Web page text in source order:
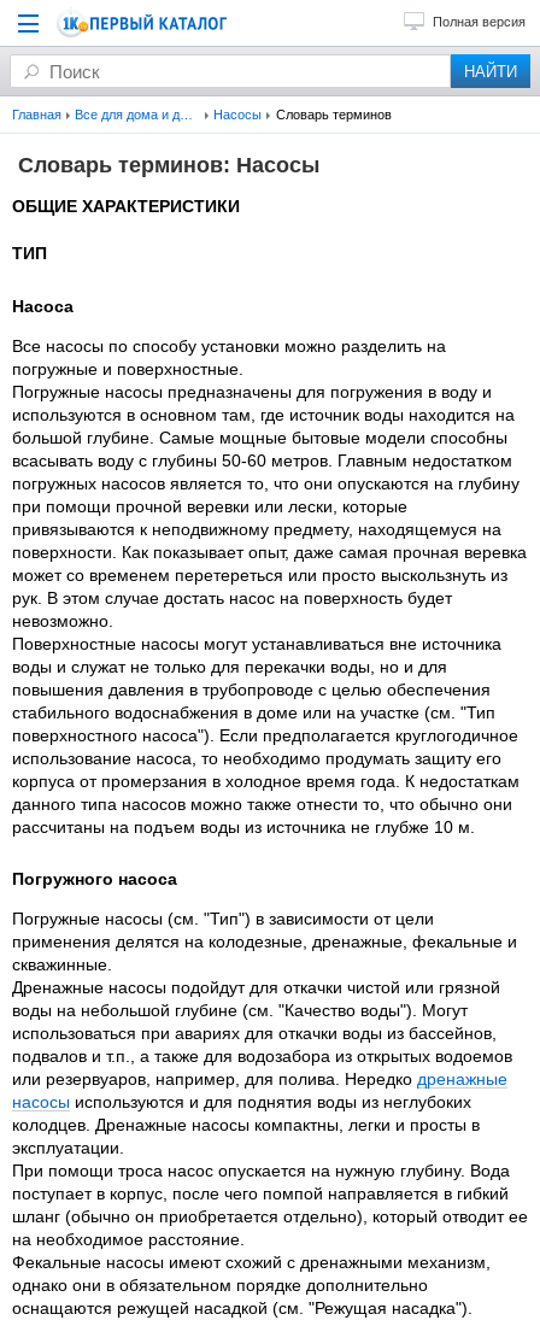
Полная версия
Главная Насосы Словарь терминов
Словарь терминов: Насосы
ОБЩИЕ ХАРАКТЕРИСТИКИ
ТИП
Насоса
Все насосы по способу установки можно разделить на
погружные и поверхностные.
Погружные насосы предназначены для погружения в воду и
используются в основном там, где источник воды находится на
большой глубине. Самые мощные бытовые модели способны
всасывать воду с глубины 50-60 метров. Главным недостатком
погружных насосов является то, что они опускаются на глубину
при помощи прочной веревки или лески, которые
привязываются к неподвижному предмету, находящемуся на
поверхности. Как показывает опыт, даже самая прочная веревка
может со временем перетереться или просто выскользнуть из
рук. В этом случае достать насос на поверхность будет
невозможно.
Поверхностные насосы могут устанавливаться вне источника
воды и служат не только для перекачки воды, но и для
повышения давления в трубопроводе с целью обеспечения
стабильного водоснабжения в доме или на участке (см. "Тип
поверхностного насоса"). Если предполагается круглогодичное
использование насоса, то необходимо продумать защиту его
корпуса от промерзания в холодное время года. К недостаткам
данного типа насосов можно также отнести то, что обычно они
рассчитаны на подъем воды из источника не глубже 10 м.
Погружного насоса
Погружные насосы (см. "Тип") в зависимости от цели
применения делятся на колодезные, дренажные, фекальные и
скважинные.
Дренажные насосы подойдут для откачки чистой или грязной
воды на небольшой глубине (см. "Качество воды"). Могут
использоваться при авариях для откачки воды из бассейнов,
подвалов и т.п., а также для водозабора из открытых водоемов
или резервуаров, например, для полива. Нередко дренажные
насосы используются и для поднятия воды из неглубоких
колодцев. Дренажные насосы компактны, легки и просты в
эксплуатации.
При помощи троса насос опускается на нужную глубину. Вода
поступает в корпус, после чего помпой направляется в гибкий
шланг (обычно он приобретается отдельно), который отводит ее
на необходимое расстояние.
Фекальные насосы имеют схожий с дренажными механизм,
однако они в обязательном порядке дополнительно
оснащаются режущей насадкой (см. "Режущая насадка").